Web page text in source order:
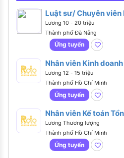
Luật sư/ Chuyên viên
Lương 10 - 20 triệu
Thành phố Đà Nẵng
Ứng tuyển
Nhân viên Kinh
Lương 12 - 15 triệu
Thành phố Hồ Chí Minh
Ứng tuyển
Nhân viên Kế toán
Lương Thương lượng
Thành phố Hồ Chí Minh
Ứng tuyển